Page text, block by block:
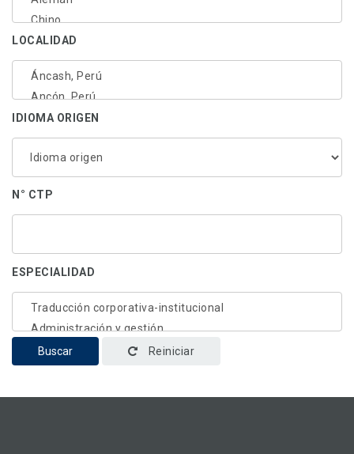
LOCALIDAD
IDIOMA ORIGEN
N° CTP
ESPECIALIDAD
Buscar Reiniciar